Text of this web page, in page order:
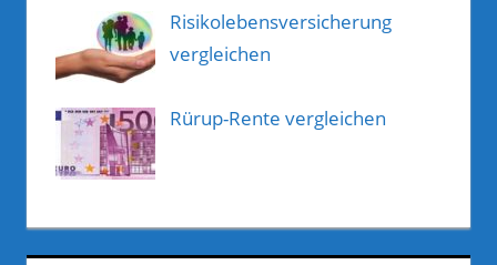
Risikolebensversicherung
vergleichen
Rürup-Rente vergleichen